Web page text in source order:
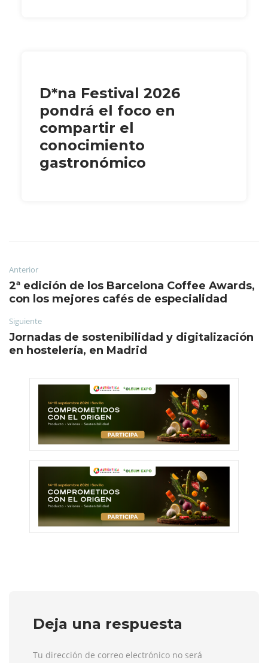
D*na Festival 2026
pondrá el foco en
compartir el
conocimiento
gastronómico
Anterior
2ª edición de los Barcelona Coffee Awards,
con los mejores cafés de especialidad
Siguiente
Jornadas de sostenibilidad y digitalización
en hostelería, en Madrid
Deja una respuesta
Tu dirección de correo electrónico no será